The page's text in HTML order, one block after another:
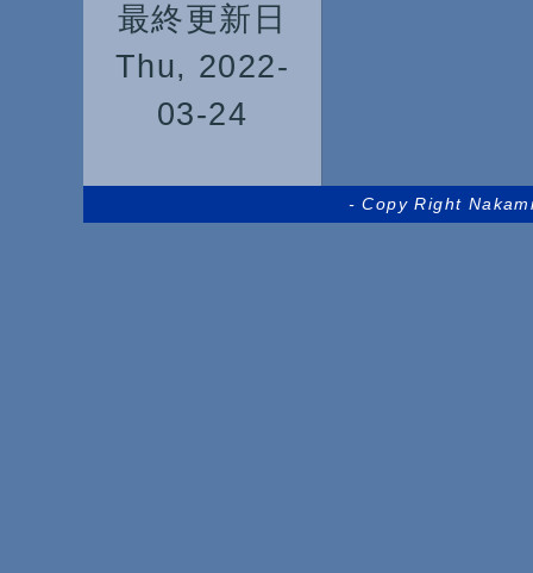
最終更新日
Thu, 2022-
03-24
- Copy Right